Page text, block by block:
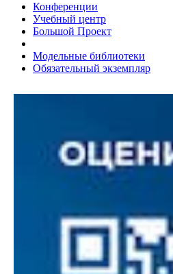
Конференции
Учебный центр
Большой Проект
Модельные библиотеки
Обязательный экземпляр